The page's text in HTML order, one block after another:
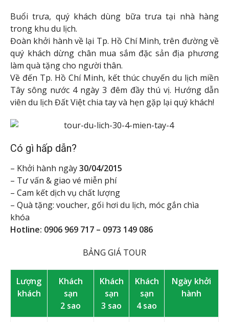
Buổi trưa, quý khách dùng bữa trưa tại nhà hàng
trong khu du lịch.
Đoàn khởi hành về lại Tp. Hồ Chí Minh, trên đường về
quý khách dừng chân mua sắm đặc sản địa phương
làm quà tặng cho người thân.
Về đến Tp. Hồ Chí Minh, kết thúc chuyến du lịch miền
Tây sông nước 4 ngày 3 đêm đầy thú vị. Hướng dẫn
viên du lịch Đất Việt chia tay và hẹn gặp lại quý khách!
Có gì hấp dẫn?
– Khởi hành ngày30/04/2015
– Tư vấn & giao vé miễn phí
– Cam kết dịch vụ chất lượng
– Quà tặng: voucher, gối hơi du lịch, móc gắn chìa
khóa
Hotline: 0906 969 717 – 0973 149 086
BẢNG GIÁ TOUR
Lượng
khách
Khách
sạn
2 sao
Khách
sạn
3 sao
Khách
sạn
4 sao
Ngày khởi
hành